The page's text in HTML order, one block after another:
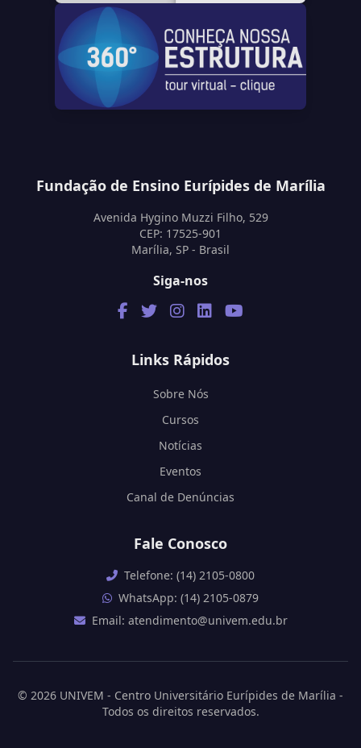
Fundação de Ensino Eurípides de Marília
Avenida Hygino Muzzi Filho, 529
CEP: 17525-901
Marília, SP - Brasil
Siga-nos
Links Rápidos
Sobre Nós
Cursos
Notícias
Eventos
Canal de Denúncias
Fale Conosco
Telefone: (14) 2105-0800
WhatsApp: (14) 2105-0879
Email: atendimento@univem.edu.br
© 2026 UNIVEM - Centro Universitário Eurípides de Marília -
Todos os direitos reservados.